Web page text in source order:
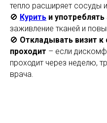
тепло расширяет сосуды
🚫 Курить и употреблять
заживление тканей и
🚫 Откладывать визит к
проходит – если
проходит через неделю,
врача.